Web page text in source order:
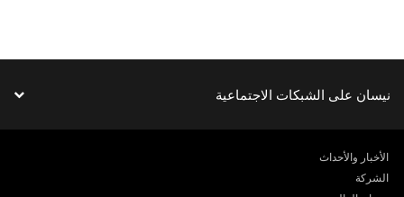
نيسان على الشبكات الاجتماعية
الأخبار والأحداث
الشركة